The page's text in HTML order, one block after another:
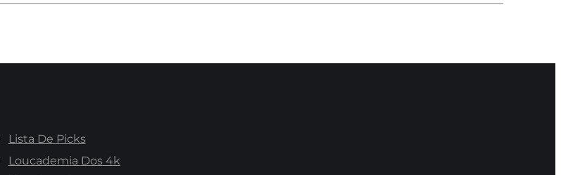
Lista De Picks
Loucademia Dos 4k